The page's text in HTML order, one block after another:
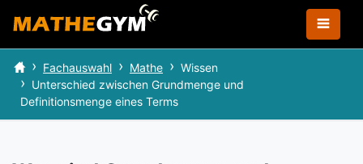
Fachauswahl Mathe
Wissen
Unterschied zwischen Grundmenge und
Definitionsmenge eines Terms